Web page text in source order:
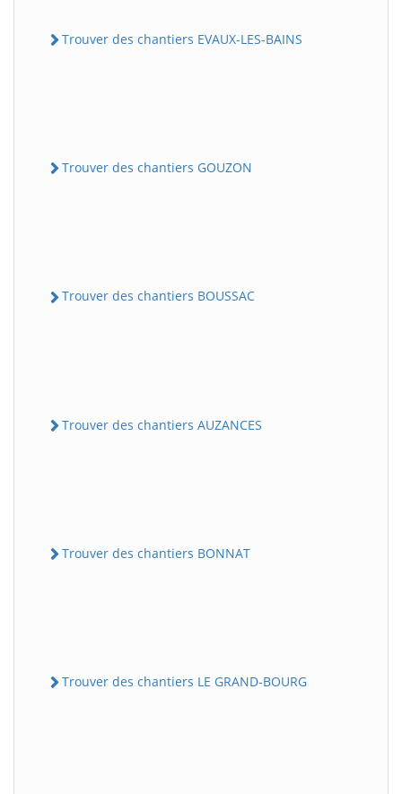
Trouver des chantiers EVAUX-LES-BAINS
Trouver des chantiers GOUZON
Trouver des chantiers BOUSSAC
Trouver des chantiers AUZANCES
Trouver des chantiers BONNAT
Trouver des chantiers LE GRAND-BOURG